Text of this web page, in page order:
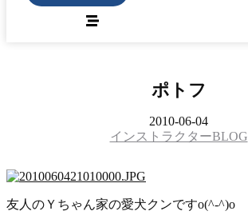
ポトフ
2010-06-04
インストラクターBLOG
友人のＹちゃん家の愛犬クンですo(^-^)o